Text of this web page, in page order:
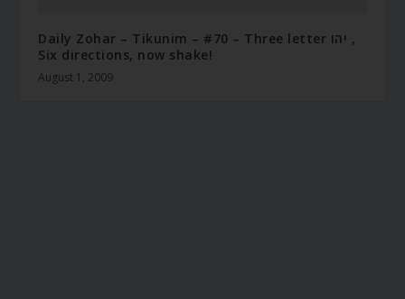
Daily Zohar – Tikunim – #70 – Three letter יהו ,
Six directions, now shake!
August 1, 2009